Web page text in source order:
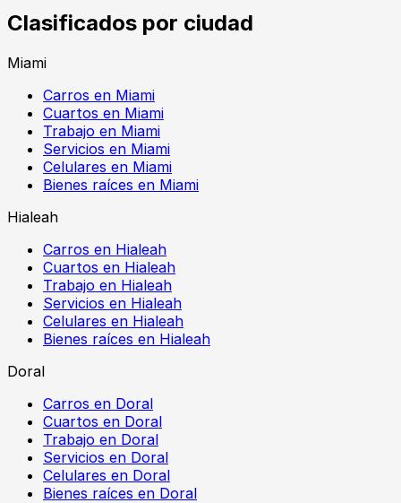
Clasificados por ciudad
Miami
Carros en Miami
Cuartos en Miami
Trabajo en Miami
Servicios en Miami
Celulares en Miami
Bienes raíces en Miami
Hialeah
Carros en Hialeah
Cuartos en Hialeah
Trabajo en Hialeah
Servicios en Hialeah
Celulares en Hialeah
Bienes raíces en Hialeah
Doral
Carros en Doral
Cuartos en Doral
Trabajo en Doral
Servicios en Doral
Celulares en Doral
Bienes raíces en Doral